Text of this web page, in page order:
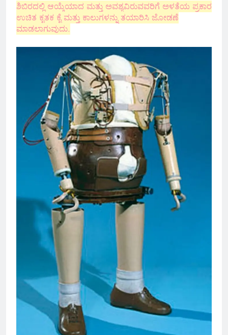
ಶಿಬಿರದಲ್ಲಿ ಆಯ್ಕೆಯಾದ ಮತ್ತು ಅವಶ್ಯವಿರುವವರಿಗೆ ಅಳತೆಯ ಪ್ರಕಾರ
ಉಚಿತ ಕೃತಕ ಕೈ ಮತ್ತು ಕಾಲುಗಳನ್ನು ತಯಾರಿಸಿ ಜೋಡಣೆ
ಮಾಡಲಾಗುವುದು.